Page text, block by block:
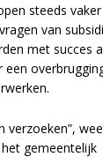
steeds
van
met succes
verzoeken”,
gemeentelijk